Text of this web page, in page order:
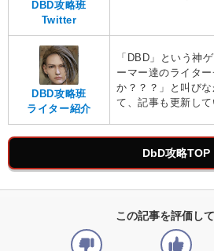
DBD攻略班
Twitter
DBD攻略班
ライター紹介
「DBD」という神
ーマー達のライタ
か？？？」と叫び
て、記事も更新して
DbD攻略TOP
この記事を評価して